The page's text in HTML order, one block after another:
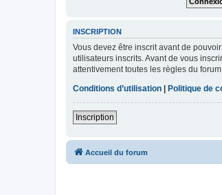
INSCRIPTION
Vous devez être inscrit avant de
utilisateurs inscrits. Avant de vous
attentivement toutes les règles du
Conditions d’utilisation
Politique de
Inscription
Accueil du forum